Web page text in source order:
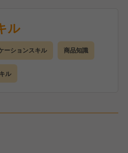
門的なスキルは不要なので、
フとの適切な距離感やバラン
ケーション力」です。
かし、お店を一緒に盛り上げ
ったキャリアアップのチャン
ル
ーションスキル 商品知識
ル